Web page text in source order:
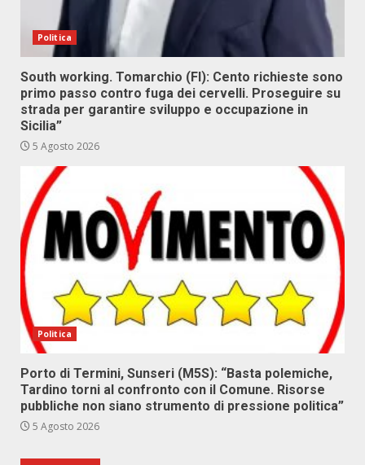
Politica
South working. Tomarchio (FI): Cento richieste sono
primo passo contro fuga dei cervelli. Proseguire su
strada per garantire sviluppo e occupazione in
Sicilia”
5 Agosto 2026
Politica
Porto di Termini, Sunseri (M5S): “Basta polemiche,
Tardino torni al confronto con il Comune. Risorse
pubbliche non siano strumento di pressione politica”
5 Agosto 2026